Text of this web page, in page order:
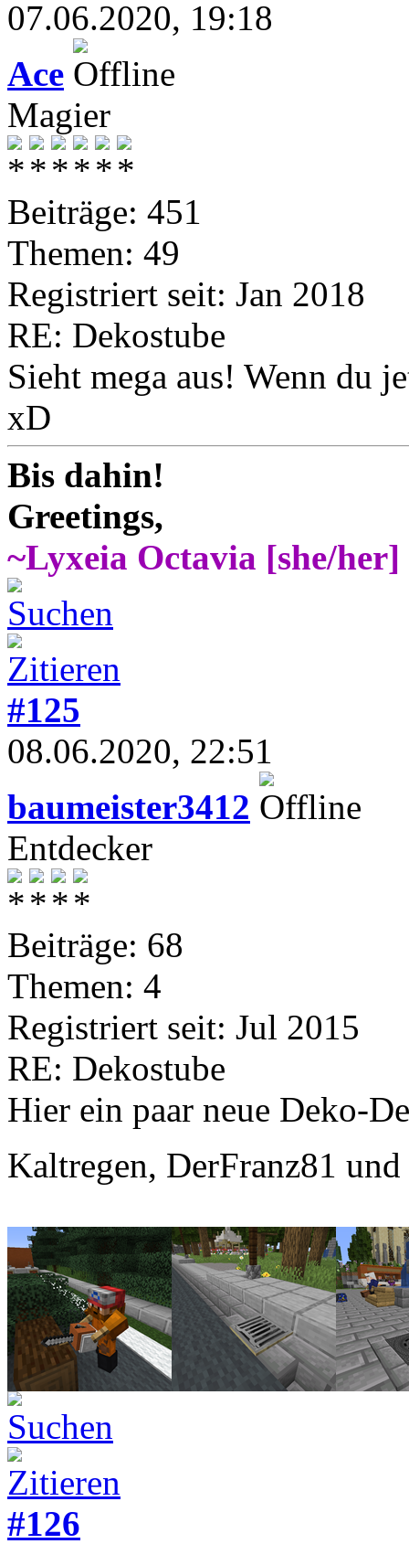
07.06.2020, 19:18
Ace
Magier
Beiträge: 451
Themen: 49
Registriert seit: Jan 2018
RE: Dekostube
Sieht mega aus! Wenn du
xD
Bis dahin!
Greetings,
~Lyxeia Octavia [she/her]
#125
08.06.2020, 22:51
baumeister3412
Entdecker
Beiträge: 68
Themen: 4
Registriert seit: Jul 2015
RE: Dekostube
Hier ein paar neue Deko-
Kaltregen, DerFranz81
#126